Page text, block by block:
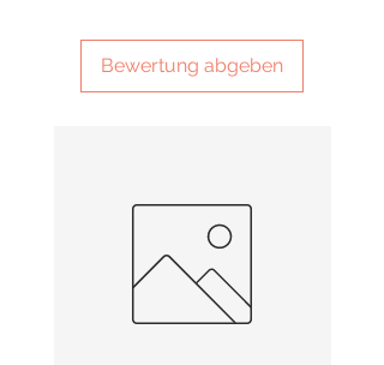
Bewertung abgeben